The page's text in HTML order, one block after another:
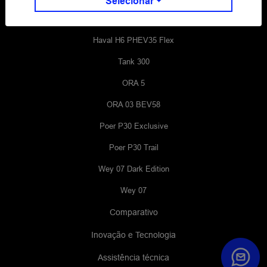
Haval H6 PHEV35 Flex
Tank 300
ORA 5
ORA 03 BEV58
Poer P30 Exclusive
Poer P30 Trail
Wey 07 Dark Edition
Wey 07
Comparativo
Inovação e Tecnologia
Assistência técnica